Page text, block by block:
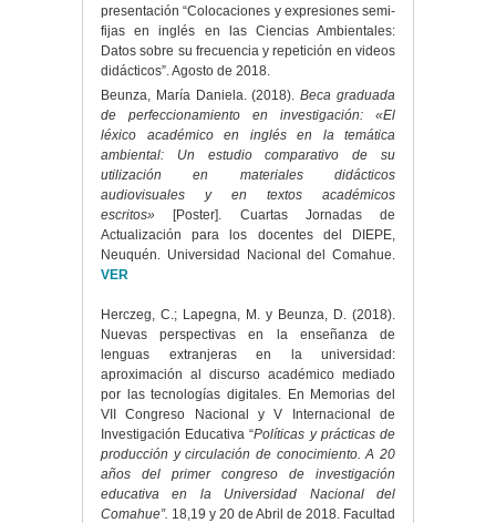
presentación “Colocaciones y expresiones semi-
fijas en inglés en las Ciencias Ambientales:
Datos sobre su frecuencia y repetición en videos
didácticos”. Agosto de 2018.
Beunza, María Daniela. (2018).Beca graduada
de perfeccionamiento en investigación: «El
léxico académico en inglés en la temática
ambiental: Un estudio comparativo de su
utilización en materiales didácticos
audiovisuales y en textos académicos
escritos» [Poster]. Cuartas Jornadas de
Actualización para los docentes del DIEPE,
Neuquén. Universidad Nacional del Comahue.
VER
Herczeg, C.; Lapegna, M. y Beunza, D. (2018).
Nuevas perspectivas en la enseñanza de
lenguas extranjeras en la universidad:
aproximación al discurso académico mediado
por las tecnologías digitales. En Memorias del
VII Congreso Nacional y V Internacional de
Investigación Educativa “Políticas y prácticas de
producción y circulación de conocimiento. A 20
años del primer congreso de investigación
educativa en la Universidad Nacional del
Comahue”. 18,19 y 20 de Abril de 2018. Facultad